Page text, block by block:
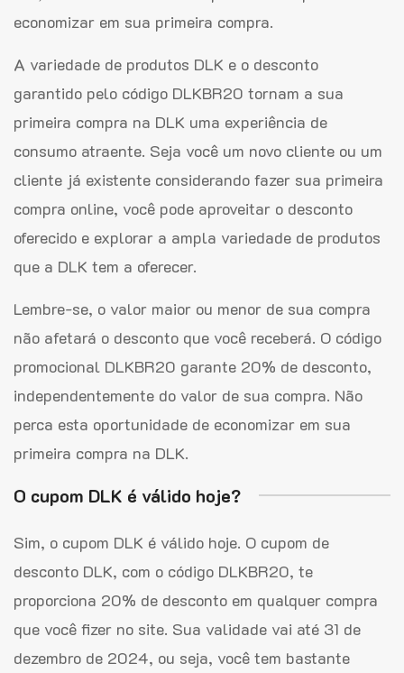
economizar em sua primeira compra.
A variedade de produtos DLK e o desconto
garantido pelo código DLKBR20 tornam a sua
primeira compra na DLK uma experiência de
consumo atraente. Seja você um novo cliente ou um
cliente já existente considerando fazer sua primeira
compra online, você pode aproveitar o desconto
oferecido e explorar a ampla variedade de produtos
que a DLK tem a oferecer.
Lembre-se, o valor maior ou menor de sua compra
não afetará o desconto que você receberá. O código
promocional DLKBR20 garante 20% de desconto,
independentemente do valor de sua compra. Não
perca esta oportunidade de economizar em sua
primeira compra na DLK.
O cupom DLK é válido hoje?
Sim, o cupom DLK é válido hoje. O cupom de
desconto DLK, com o código DLKBR20, te
proporciona 20% de desconto em qualquer compra
que você fizer no site. Sua validade vai até 31 de
dezembro de 2024, ou seja, você tem bastante